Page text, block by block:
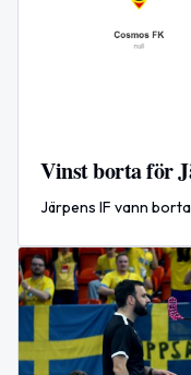
Vinst borta för
Järpens IF vann